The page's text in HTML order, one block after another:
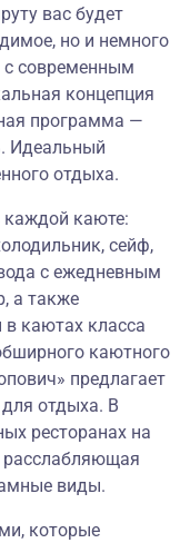
вас будет
но и немного
современным
концепция
программа —
Идеальный
отдыха.
каюте:
сейф,
с ежедневным
а также
каютах класса
каютного
предлагает
отдыха. В
ресторанах на
расслабляющая
виды.
которые